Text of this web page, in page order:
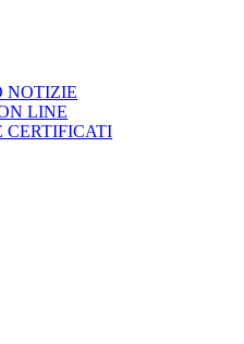
NOTIZIE
LINE
CERTIFICATI